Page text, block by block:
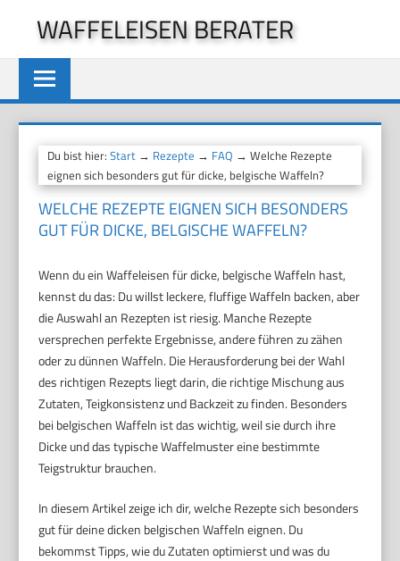
springen
WAFFELEISEN BERATER
Du bist hier:Start → Rezepte → FAQ → Welche Rezepte
eignen sich besonders gut für dicke, belgische Waffeln?
WELCHE REZEPTE EIGNEN SICH BESONDERS
GUT FÜR DICKE, BELGISCHE WAFFELN?
Wenn du ein Waffeleisen für dicke, belgische Waffeln hast,
kennst du das: Du willst leckere, fluffige Waffeln backen, aber
die Auswahl an Rezepten ist riesig. Manche Rezepte
versprechen perfekte Ergebnisse, andere führen zu zähen
oder zu dünnen Waffeln. Die Herausforderung bei der Wahl
des richtigen Rezepts liegt darin, die richtige Mischung aus
Zutaten, Teigkonsistenz und Backzeit zu finden. Besonders
bei belgischen Waffeln ist das wichtig, weil sie durch ihre
Dicke und das typische Waffelmuster eine bestimmte
Teigstruktur brauchen.
In diesem Artikel zeige ich dir, welche Rezepte sich besonders
gut für deine dicken belgischen Waffeln eignen. Du
bekommst Tipps, wie du Zutaten optimierst und was du